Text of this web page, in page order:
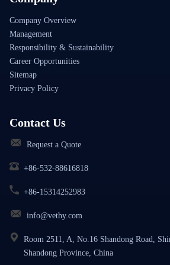
Company Overview
Management
Responsibility & Sustainability
Career Opportunities
Sitemap
Privacy Policy
Contact Us
Request a Quote
+86-532-88616818
+86-15314252983
info@vethy.com
Room 2511, A, No.16 Shandong Road,
Shandong Province, China